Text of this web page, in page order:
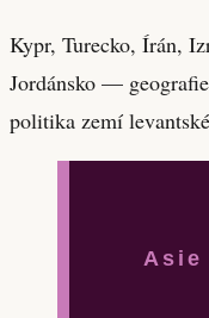
Kypr, Turecko, Írán,
Jordánsko —
politika zemí